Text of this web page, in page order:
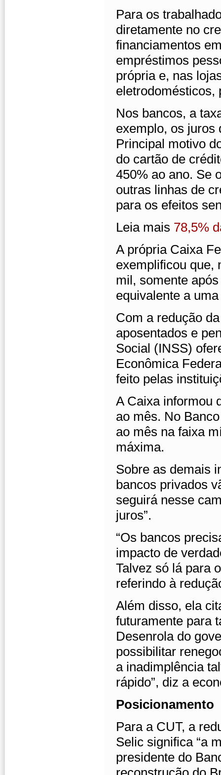
Para os
diretamente no
financiamentos
empréstimos
própria e, nas
eletrodomésticos,
Nos bancos, a
exemplo, os juros
Principal motivo
do cartão de
450% ao ano. Se
outras linhas de
para os efeitos
Leia mais 78,5%
A própria Caixa
exemplificou que,
mil, somente
equivalente a
Com a redução
aposentados e
Social (INSS)
Econômica
feito pelas
A Caixa informou
ao mês. No
ao mês na faixa
máxima.
Sobre as demais
bancos privados
seguirá nesse
juros”.
“Os bancos
impacto de
Talvez só lá para
referindo à
Além disso, ela
futuramente para
Desenrola do
possibilitar
a inadimplência
rápido”, diz a
Posicionamento
Para a CUT, a
Selic significa “a
presidente do